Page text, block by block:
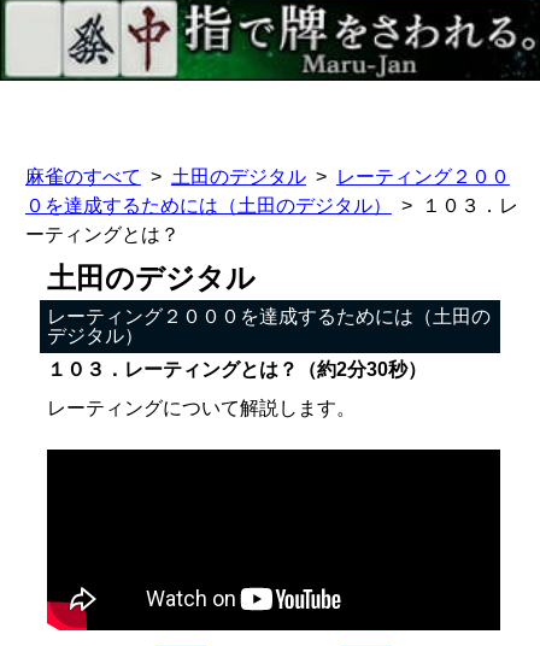
麻雀のすべて 土田のデジタル
レーティング２００
０を達成するためには（土田のデジタル）
１０３．レ
ーティングとは？
土田のデジタル
レーティング２０００を達成するためには（土田の
デジタル）
１０３．レーティングとは？（約2分30秒）
レーティングについて解説します。